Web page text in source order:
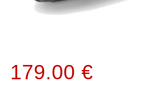
179.00 €